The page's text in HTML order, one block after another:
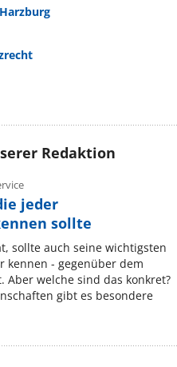
Redaktion
jeder
sollte
sollte auch seine wichtigsten
kennen - gegenüber dem
Aber welche sind das konkret?
gibt es besondere